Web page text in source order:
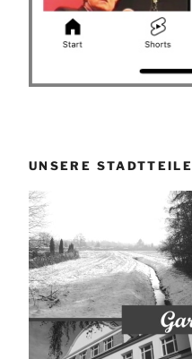
UNSERE STADTTEILE